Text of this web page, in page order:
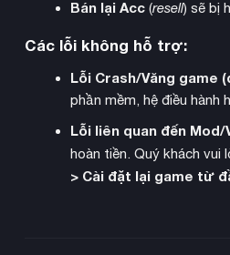
Mỗi chủng tộc đều có cá tính
Bán lại Acc(resell) sẽ bị
Các lỗi không hỗ trợ:
Lỗi Crash/Văng game
phần mềm, hệ điều hành
Lỗi liên quan đến
hoàn tiền. Quý khách vui
> Cài đặt lại game từ